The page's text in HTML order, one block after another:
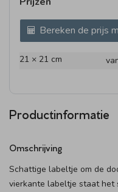
Bereken de prijs
21 × 21 cm
Productinformatie
Omschrijving
Schattige labeltje om de
vierkante labeltje staat het